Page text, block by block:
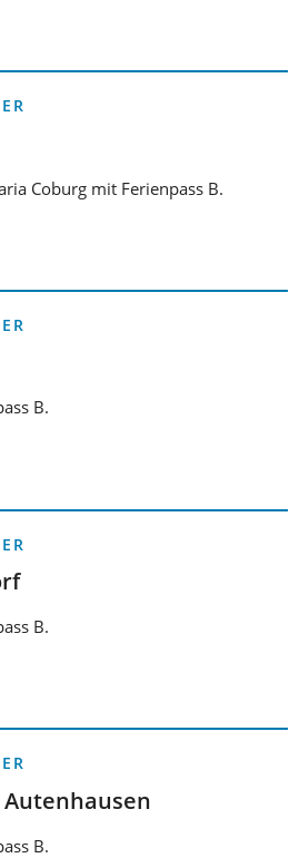
Coburg mit Ferienpass B.
B.
B.
B.